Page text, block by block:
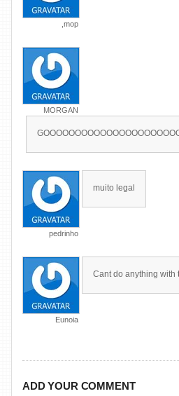
,mop
MORGAN
pedrinho
muito legal
Eunoia
Cant do anything with
ADD YOUR COMMENT